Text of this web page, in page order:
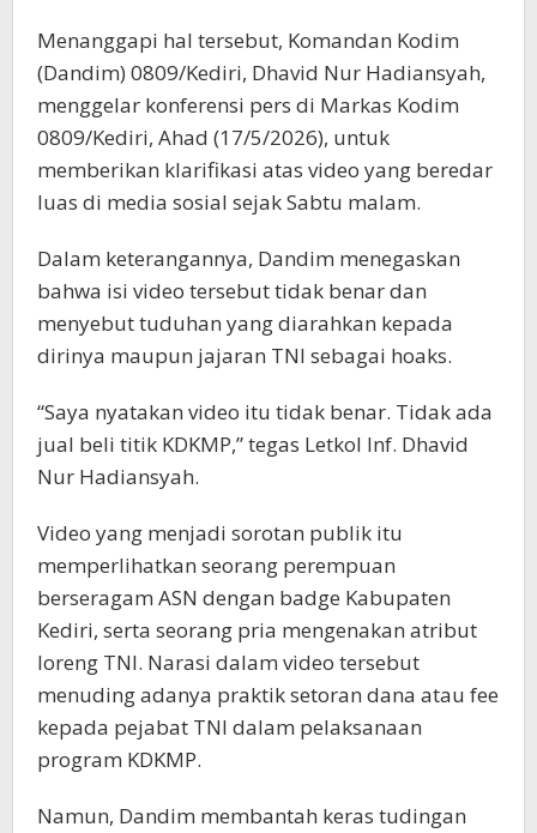
Menanggapi hal tersebut, Komandan Kodim
(Dandim) 0809/Kediri, Dhavid Nur Hadiansyah,
menggelar konferensi pers di Markas Kodim
0809/Kediri, Ahad (17/5/2026), untuk
memberikan klarifikasi atas video yang beredar
luas di media sosial sejak Sabtu malam.
Dalam keterangannya, Dandim menegaskan
bahwa isi video tersebut tidak benar dan
menyebut tuduhan yang diarahkan kepada
dirinya maupun jajaran TNI sebagai hoaks.
“Saya nyatakan video itu tidak benar. Tidak ada
jual beli titik KDKMP,” tegas Letkol Inf. Dhavid
Nur Hadiansyah.
Video yang menjadi sorotan publik itu
memperlihatkan seorang perempuan
berseragam ASN dengan badge Kabupaten
Kediri, serta seorang pria mengenakan atribut
loreng TNI. Narasi dalam video tersebut
menuding adanya praktik setoran dana atau fee
kepada pejabat TNI dalam pelaksanaan
program KDKMP.
Namun, Dandim membantah keras tudingan